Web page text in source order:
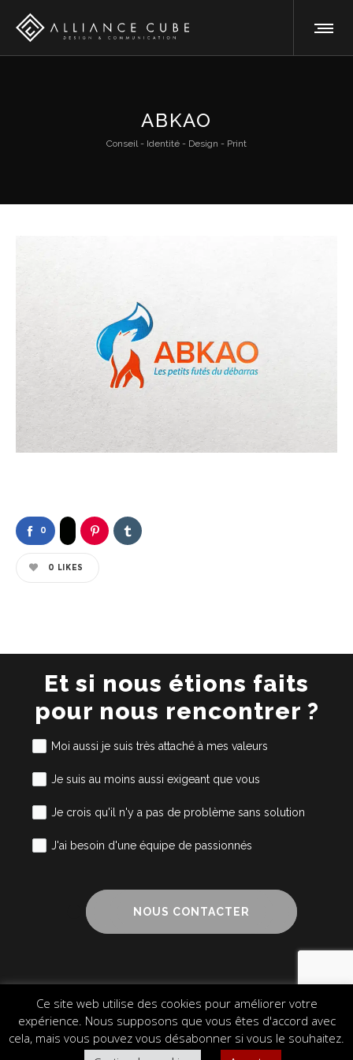
ABKAO
Conseil - Identité - Design - Print
0
0 LIKES
Et si nous étions faits
pour nous rencontrer ?
Moi aussi je suis très attaché à mes valeurs
Je suis au moins aussi exigeant que vous
Je crois qu'il n'y a pas de problème sans solution
J'ai besoin d'une équipe de passionnés
NOUS CONTACTER
Mentions légales Cookies
Plan du site
© 2024 Alliance Cube – Design & Communication
Ce site web utilise des cookies pour améliorer votre
expérience. Nous supposons que vous êtes d'accord avec
cela, mais vous pouvez vous désabonner si vous le souhaitez.